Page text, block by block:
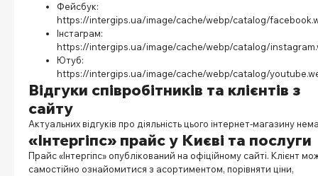
Фейсбук:
https://intergips.ua/image/cache/webp/catalog/
Інстаграм:
https://intergips.ua/image/cache/webp/catalog/
Ютуб:
https://intergips.ua/image/cache/webp/catalog/
Відгуки співробітників та клієнтів з
сайту
Актуальних відгуків про діяльність цього інтернет-магазину
«Інтергіпс» прайс у Києві та послуги
Прайс «Інтергіпс» опублікований на офіційному сайті. Клієнт
самостійно ознайомитися з асортиментом, порівняти ціни,